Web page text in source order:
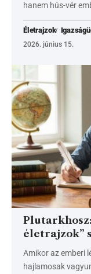
hanem hús-vér
Életrajzok
2026. június 15.
életrajzok”
Amikor az emberi
hajlamosak